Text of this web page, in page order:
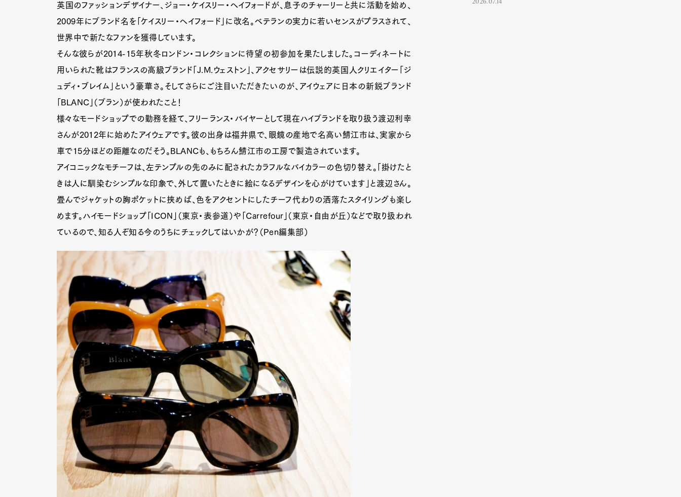
英国のファッションデザイナー、ジョー・ケイスリー・ヘイフォードが、息子のチャーリーと共に活動を始め、
2009年にブランド名を「ケイスリー・へイフォード」に改名。ベテランの実力に若いセンスがプラスされて、
世界中で新たなファンを獲得しています。
そんな彼らが2014-15年秋冬ロンドン・コレクションに待望の初参加を果たしました。コーディネートに
用いられた靴はフランスの高級ブランド「J.M.ウェストン」、アクセサリーは伝説的英国人クリエイター「ジ
ュディ・ブレイム」という豪華さ。そしてさらにご注目いただきたいのが、アイウェアに日本の新鋭ブランド
「BLANC」（ブラン）が使われたこと！
様々なモードショップでの勤務を経て、フリーランス・バイヤーとして現在ハイブランドを取り扱う渡辺利幸
さんが2012年に始めたアイウェアです。彼の出身は福井県で、眼鏡の産地で名高い鯖江市は、実家から
車で15分ほどの距離なのだそう。BLANCも、もちろん鯖江市の工房で製造されています。
アイコニックなモチーフは、左テンプルの先のみに配されたカラフルなバイカラーの色切り替え。「掛けたと
きは人に馴染むシンプルな印象で、外して置いたときに絵になるデザインを心がけています」と渡辺さん。
畳んでジャケットの胸ポケットに挟めば、色をアクセントにしたチーフ代わりの洒落たスタイリングも楽し
めます。ハイモードショップ「ICON」（東京・表参道）や「Carrefour」（東京・自由が丘）などで取り扱われ
ているので、知る人ぞ知る今のうちにチェックしてはいかが？（Pen編集部）
2026.07.14